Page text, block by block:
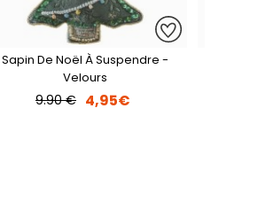
Sapin De Noël À Suspendre -
Velours
9.90 € 4,95€